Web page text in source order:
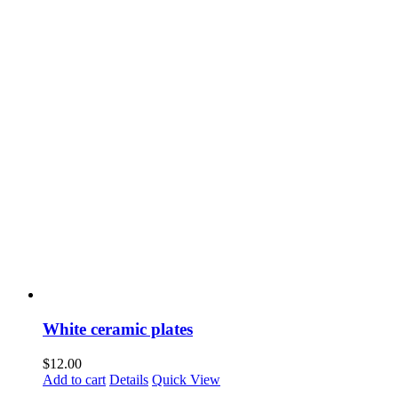
White ceramic plates
$12.00
Add to cart Details Quick View